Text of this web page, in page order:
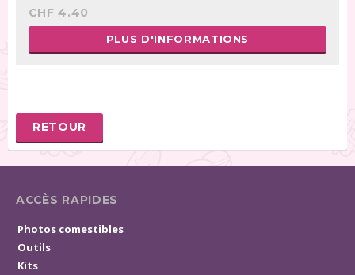
CHF 4.40
PLUS D'INFORMATIONS
RETOUR
ACCÈS RAPIDES
Photos comestibles
Outils
Kits